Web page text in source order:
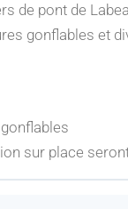
de pont de
gonflables et
sur place